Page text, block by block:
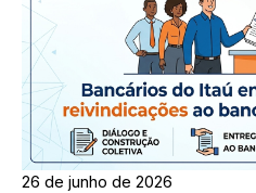
26 de junho de 2026